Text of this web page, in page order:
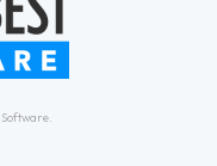
Software.